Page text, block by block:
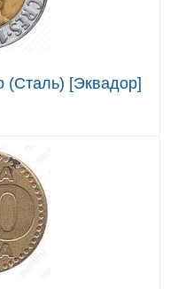
(Сталь) [Эквадор]